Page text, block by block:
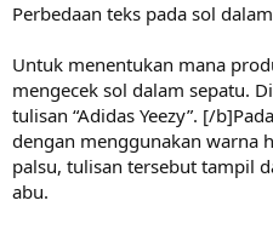
Perbedaan teks pada sol
Untuk menentukan mana
mengecek sol dalam sepatu.
tulisan “Adidas Yeezy”. [/
dengan menggunakan warna
palsu, tulisan tersebut tampil
abu.